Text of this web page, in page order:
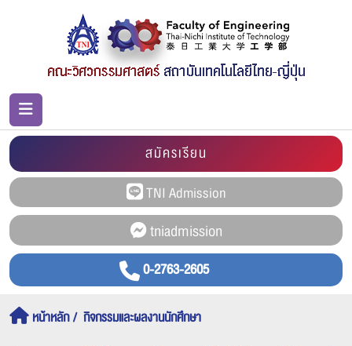
0-2763-2605
สมัครเรียน
หน้าหลัก
กิจกรรมและผลงานนักศึกษา